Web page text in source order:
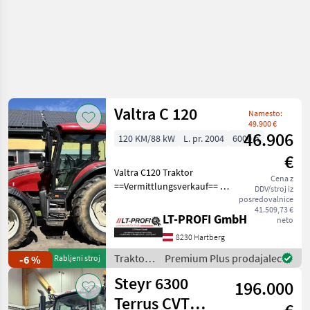
-6 % Rabljeni stroj
Valtra C 120
Namesto:
49.900 €
46.906
€
Cena z
DDV/stroj iz
posredovalnice
41.509,73 €
neto
120 KM/88 kW L. pr. 2004 6000 h
Valtra C120 Traktor
==Vermittlungsverkauf== -4
Fronthydraulik -
Frontzapfwelle -1 DW
Steuergerät Vorne -6000h
-480/65R28 vorne 600
LT-PROFI GmbH
8230 Hartberg
Traktor /
Valtra
Premium Plus prodajalec
Steyr 6300
Terrus CVT
196.000